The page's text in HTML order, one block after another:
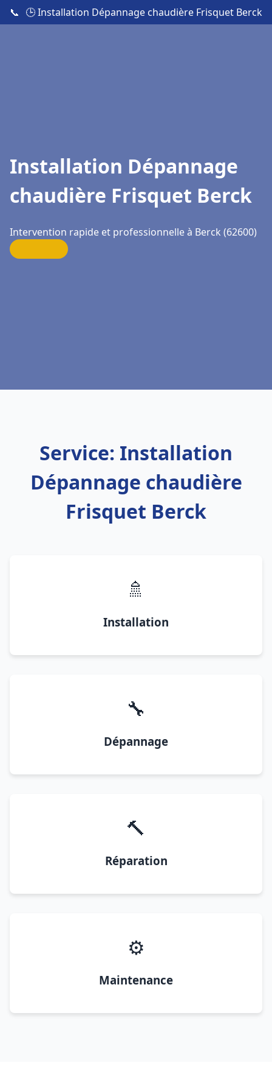
📞 🕒 Installation Dépannage chaudière Frisquet Berck
Installation Dépannage
chaudière Frisquet Berck
Intervention rapide et professionnelle à Berck (62600)
Service: Installation
Dépannage chaudière
Frisquet Berck
🚿
Installation
🔧
Dépannage
🔨
Réparation
⚙️
Maintenance